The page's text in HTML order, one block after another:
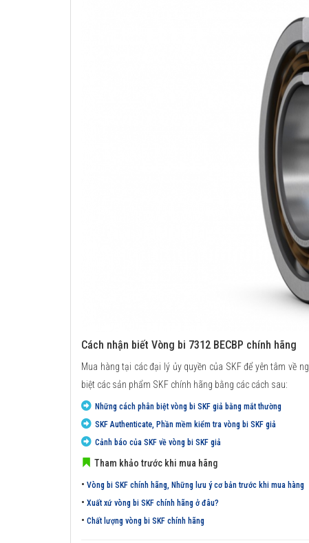
Cách nhận biết Vòng bi 7312 BECBP chính hãng
Mua hàng tại các đại lý ủy quyền của SKF để yên tâm về
biệt các sản phẩm SKF chính hãng bằng các cách sau:
Những cách phân biệt vòng bi SKF giả bằng mắt thường
SKF Authenticate, Phần mềm kiểm tra vòng bi SKF giả
Cảnh báo của SKF về vòng bi SKF giả
Tham khảo trước khi mua hãng
• Vòng bi SKF chính hãng, Những lưu ý cơ bản trước khi mua hàng
• Xuất xứ vòng bi SKF chính hãng ở đâu?
• Chất lượng vòng bi SKF chính hãng